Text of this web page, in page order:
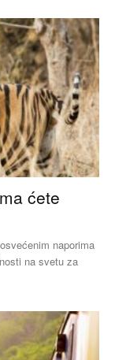
ćete
naporima
na svetu za